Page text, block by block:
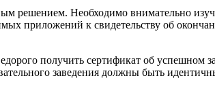
решением. Необходимо внимательно
приложений к свидетельству об
получить сертификат об
заведения должны быть